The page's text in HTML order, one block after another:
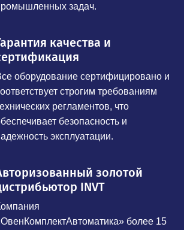
задач.
качества и
оборудование сертифицировано и
строгим требованиям
регламентов, что
безопасность и
эксплуатации.
золотой
INVT
более 15